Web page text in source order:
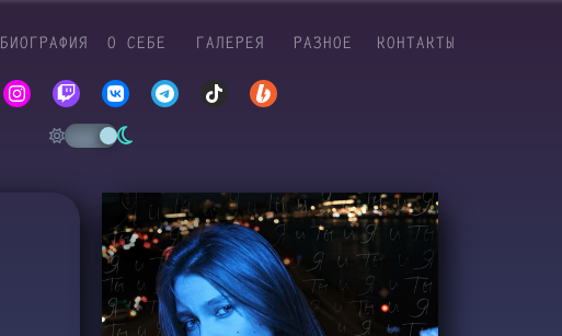
БИОГРАФИЯ О СЕБЕ ГАЛЕРЕЯ РАЗНОЕ КОНТАКТЫ